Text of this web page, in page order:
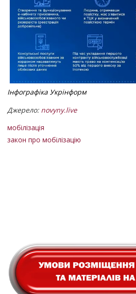
Інфографіка Укрінформ
Джерело: novyny.live
мобілізація
закон про мобілізацію